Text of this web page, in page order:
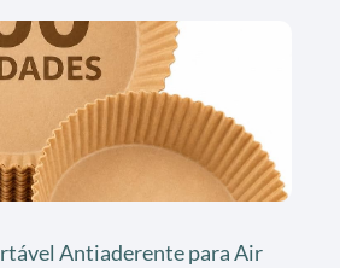
Antiaderente para Air